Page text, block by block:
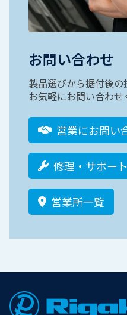
お問い合わせ
製品選びから据付後
お気軽にお問い合わせ
営業にお問い
修理・サポー
営業所一覧
Footer